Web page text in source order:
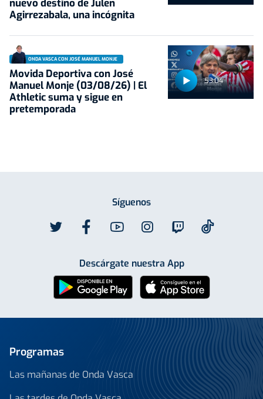
nuevo destino de Julen
Agirrezabala, una incógnita
53:04
ONDA VASCA CON JOSÉ MANUEL MONJE
Movida Deportiva con José
Manuel Monje (03/08/26) | El
Athletic suma y sigue en
pretemporada
Síguenos
Descárgate nuestra App
Programas
Las mañanas de Onda Vasca